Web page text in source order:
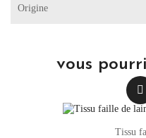
Origine
vous
Tissu